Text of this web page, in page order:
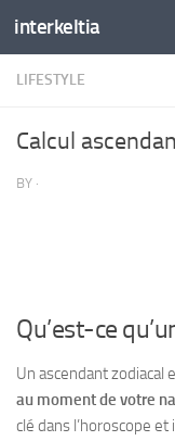
Skip to content
interkeltia
LIFESTYLE
Calcul
BY ·
Qu’est-ce
Un ascendant zodiacal
au moment de votre
clé dans l’horoscope